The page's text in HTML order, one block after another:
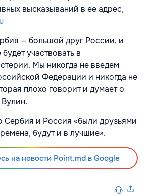
высказываний в ее адрес,
— большой друг России, и
участвовать в
Мы никогда не введем
Федерации и никогда не
плохо говорит и думает о
Сербия и Россия «были друзьями
будут и в лучшие».
на новости Point.md в Google